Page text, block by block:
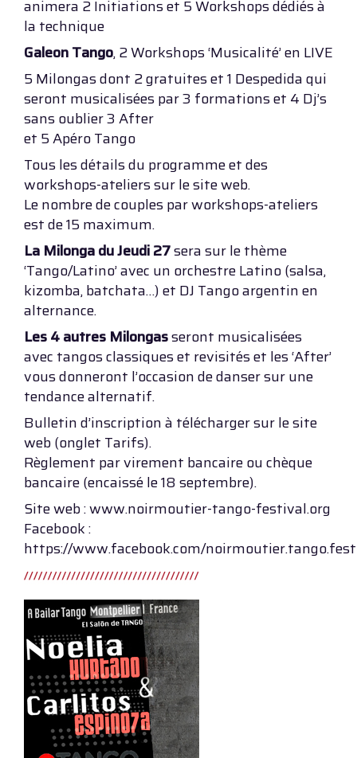
animera 2 Initiations et 5 Workshops dédiés à
la technique
Galeon Tango, 2 Workshops ‘Musicalité’ en LIVE
5 Milongas dont 2 gratuites et 1 Despedida qui
seront musicalisées par 3 formations et 4 Dj’s
sans oublier 3 After
et 5 Apéro Tango
Tous les détails du programme et des
workshops-ateliers sur le site web.
Le nombre de couples par workshops-ateliers
est de 15 maximum.
La Milonga du Jeudi 27sera sur le thème
‘Tango/Latino’ avec un orchestre Latino (salsa,
kizomba, batchata…) et DJ Tango argentin en
alternance.
Les 4 autres Milongasseront musicalisées
avec tangos classiques et revisités et les ‘After’
vous donneront l’occasion de danser sur une
tendance alternatif.
Bulletin d’inscription à télécharger sur le site
web (onglet Tarifs).
Règlement par virement bancaire ou chèque
bancaire (encaissé le 18 septembre).
Site web : www.noirmoutier-tango-festival.org
Facebook :
https://www.facebook.com/